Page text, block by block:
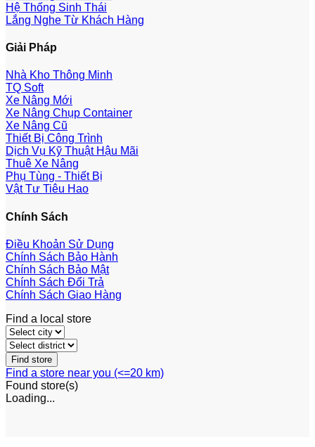
Hệ Thống Sinh Thái
Lắng Nghe Từ Khách Hàng
Giải Pháp
Nhà Kho Thông Minh
TQ Soft
Xe Nâng Mới
Xe Nâng Chụp Container
Xe Nâng Cũ
Thiết Bị Công Trình
Dịch Vụ Kỹ Thuật Hậu Mãi
Thuê Xe Nâng
Phụ Tùng - Thiết Bị
Vật Tư Tiêu Hao
Chính Sách
Điều Khoản Sử Dụng
Chính Sách Bảo Hành
Chính Sách Bảo Mật
Chính Sách Đổi Trả
Chính Sách Giao Hàng
Find a local store
Find a store near you (<=20 km)
Found store(s)
Loading...